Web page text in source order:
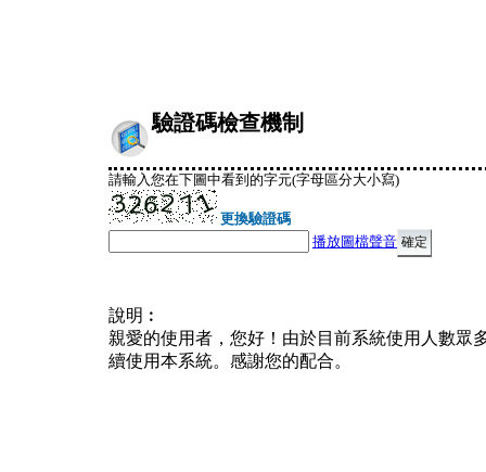
驗證碼檢查機制
請輸入您在下圖中看到的字元(字母區分大小寫)
更換驗證碼
播放圖檔聲音
說明︰
親愛的使用者，您好！由於目前系統使用人數眾
續使用本系統。感謝您的配合。